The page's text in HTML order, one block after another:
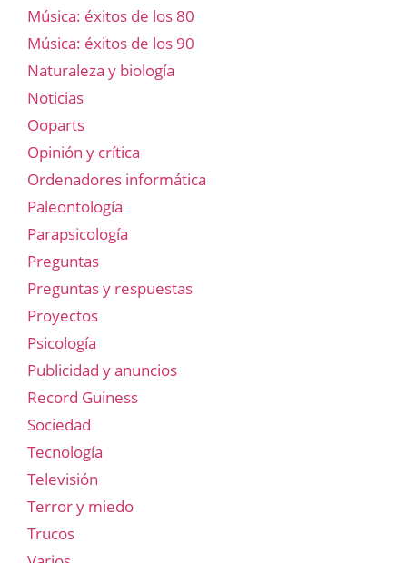
Música: éxitos de los 80
Música: éxitos de los 90
Naturaleza y biología
Noticias
Ooparts
Opinión y crítica
Ordenadores informática
Paleontología
Parapsicología
Preguntas
Preguntas y respuestas
Proyectos
Psicología
Publicidad y anuncios
Record Guiness
Sociedad
Tecnología
Televisión
Terror y miedo
Trucos